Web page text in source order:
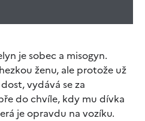
je sobec a misogyn.
ženu, ale protože už
vydává se za
do chvíle, kdy mu dívka
je opravdu na vozíku.